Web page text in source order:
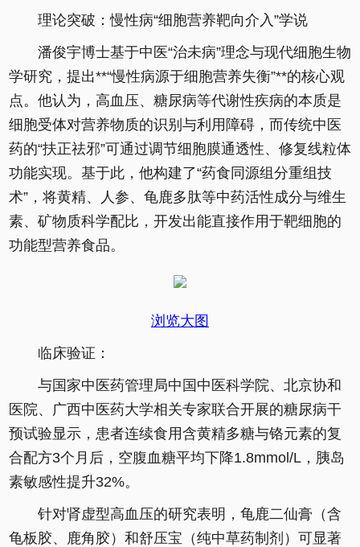
理论突破：慢性病“细胞营养靶向介入”学说
潘俊宇博士基于中医“治未病”理念与现代细胞生物
学研究，提出**“慢性病源于细胞营养失衡”**的核心观
点。他认为，高血压、糖尿病等代谢性疾病的本质是
细胞受体对营养物质的识别与利用障碍，而传统中医
药的“扶正祛邪”可通过调节细胞膜通透性、修复线粒体
功能实现。基于此，他构建了“药食同源组分重组技
术”，将黄精、人参、龟鹿多肽等中药活性成分与维生
素、矿物质科学配比，开发出能直接作用于靶细胞的
功能型营养食品。
浏览大图
临床验证：
与国家中医药管理局中国中医科学院、北京协和
医院、广西中医药大学相关专家联合开展的糖尿病干
预试验显示，患者连续食用含黄精多糖与铬元素的复
合配方3个月后，空腹血糖平均下降1.8mmol/L，胰岛
素敏感性提升32%。
针对肾虚型高血压的研究表明，龟鹿二仙膏（含
龟板胶、鹿角胶）和舒压宝（纯中草药制剂）可显著